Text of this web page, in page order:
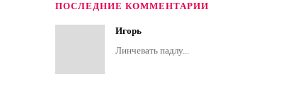
ПОСЛЕДНИЕ КОММЕНТАРИИ
Игорь
Линчевать падлу...